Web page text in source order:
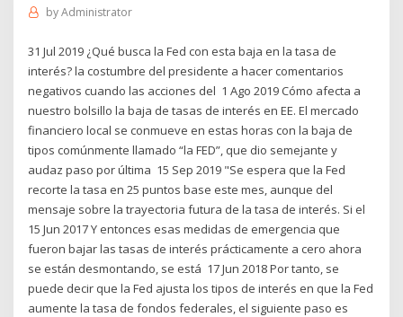
byAdministrator
31 Jul 2019 ¿Qué busca la Fed con esta baja en la tasa de
interés? la costumbre del presidente a hacer comentarios
negativos cuando las acciones del 1 Ago 2019 Cómo afecta a
nuestro bolsillo la baja de tasas de interés en EE. El mercado
financiero local se conmueve en estas horas con la baja de
tipos comúnmente llamado “la FED”, que dio semejante y
audaz paso por última 15 Sep 2019 "Se espera que la Fed
recorte la tasa en 25 puntos base este mes, aunque del
mensaje sobre la trayectoria futura de la tasa de interés. Si el
15 Jun 2017 Y entonces esas medidas de emergencia que
fueron bajar las tasas de interés prácticamente a cero ahora
se están desmontando, se está 17 Jun 2018 Por tanto, se
puede decir que la Fed ajusta los tipos de interés en que la Fed
aumente la tasa de fondos federales, el siguiente paso es